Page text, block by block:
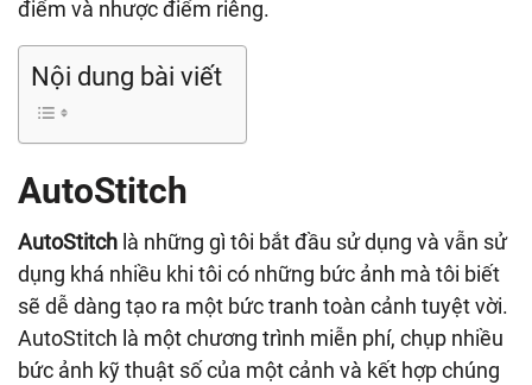
điểm và nhược điểm riêng.
Nội dung bài viết
AutoStitch
AutoStitch là những gì tôi bắt đầu sử dụng và vẫn sử
dụng khá nhiều khi tôi có những bức ảnh mà tôi biết
sẽ dễ dàng tạo ra một bức tranh toàn cảnh tuyệt vời.
AutoStitch là một chương trình miễn phí, chụp nhiều
bức ảnh kỹ thuật số của một cảnh và kết hợp chúng